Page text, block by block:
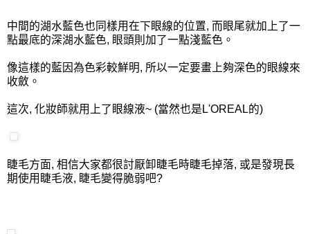
中間的湖水藍色也同樣用在下眼線的位置, 而眼尾就加上了一
點最底的深湖水藍色, 眼頭則加了一點淺藍色。
像這樣的藍因為色彩較鮮明, 所以一定要畫上夠深色的眼線來
收斂。
這次, 化妝師就用上了眼線液~ (當然也是L'OREAL的)
睫毛方面, 相信大家都很討厭卸睫毛時睫毛掉落, 或是發現長
期使用睫毛液, 睫毛變得脆弱吧?